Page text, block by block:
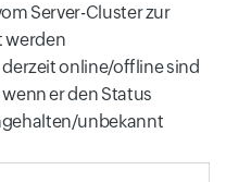
Server-Cluster zur
werden
derzeit online/offline sind
er den Status
unbekannt